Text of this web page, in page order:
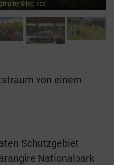
by Silverless
von einem
Schutzgebiet
Nationalpark